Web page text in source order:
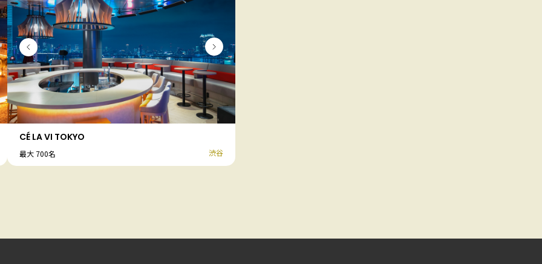
CÉ LA VI TOKYO
最大 700名 渋谷